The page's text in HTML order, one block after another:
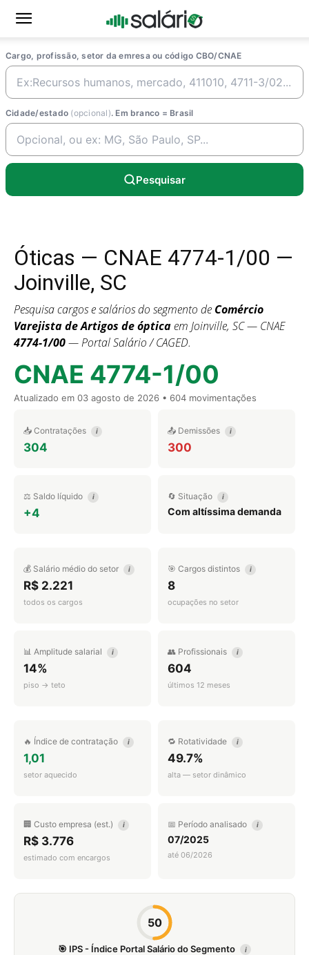
Cargo, profissão, setor da emresa ou código CBO/CNAE
Cidade/estado (opcional). Em branco = Brasil
Pesquisar
Óticas — CNAE 4774-1/00 —
Joinville, SC
Pesquisa cargos e salários do segmento de Comércio
Varejista de Artigos de ópticaem Joinville, SC — CNAE
4774-1/00— Portal Salário / CAGED.
CNAE 4774-1/00
Atualizado em 03 agosto de 2026 • 604 movimentações
📥 Contratações i
304
📤 Demissões i
300
⚖️ Saldo líquido i
+4
🔄 Situação i
Com altíssima demanda
💰 Salário médio do setor i
R$ 2.221
todos os cargos
🎯 Cargos distintos i
8
ocupações no setor
📊 Amplitude salarial i
14%
piso → teto
👥 Profissionais i
604
últimos 12 meses
🔥 Índice de contratação i
1,01
setor aquecido
🔁 Rotatividade i
49.7%
alta — setor dinâmico
🏢 Custo empresa (est.) i
R$ 3.776
estimado com encargos
📅 Período analisado i
07/2025
até 06/2026
50
🎯 IPS - Índice Portal Salário do Segmento i